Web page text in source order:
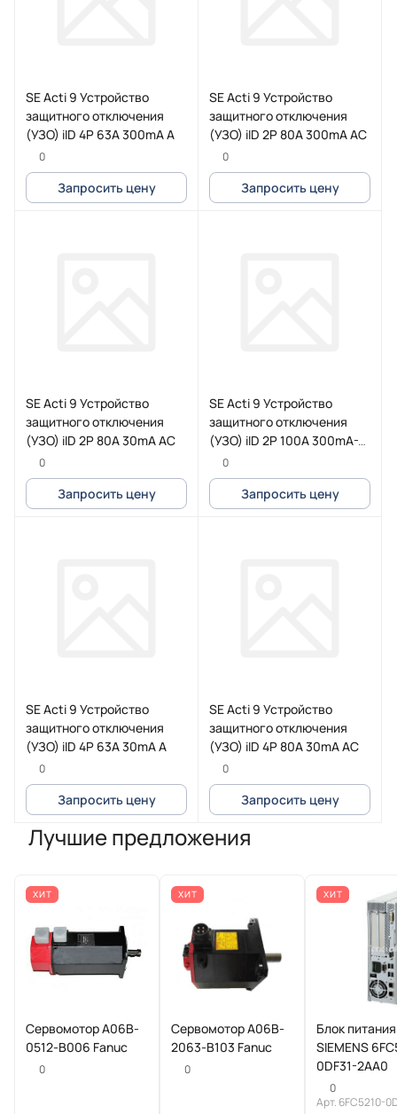
SE Acti 9 Устройство
защитного отключения
(УЗО) iID 4P 63A 300mA A
0
Запросить цену
SE Acti 9 Устройство
защитного отключения
(УЗО) iID 2P 80A 300mA AC
0
Запросить цену
SE Acti 9 Устройство
защитного отключения
(УЗО) iID 2P 80A 30mA AC
0
Запросить цену
SE Acti 9 Устройство
защитного отключения
(УЗО) iID 2P 100A 300mA-S
0
Запросить цену
SE Acti 9 Устройство
защитного отключения
(УЗО) iID 4P 63A 30mA A
0
Запросить цену
SE Acti 9 Устройство
защитного отключения
(УЗО) iID 4P 80A 30mA AC
0
Запросить цену
Лучшие предложения
ХИТ
Сервомотор A06B-
0512-B006 Fanuc
0
ХИТ
Сервомотор A06B-
2063-B103 Fanuc
0
ХИТ
Блок питания
SIEMENS
0DF31-2AA0
0
Арт. 6FC5210-